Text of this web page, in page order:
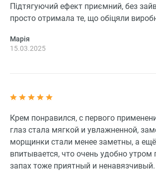
Підтягуючий ефект приємний, без
просто отримала те, що обіцяли
Марія
15.03.2025
Крем понравился, с первого
глаз стала мягкой и увлажненной,
морщинки стали менее заметны, а
впитывается, что очень удобно утром
запах тоже приятный и